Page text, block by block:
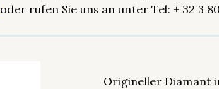
oder rufen Sie uns an unter Tel: + 32 3
Origineller Diamant